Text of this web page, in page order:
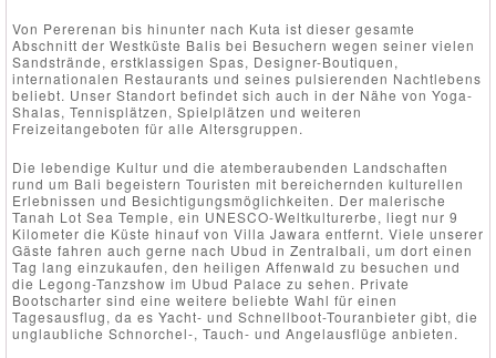
Von Pererenan bis hinunter nach Kuta ist dieser gesamte
Abschnitt der Westküste Balis bei Besuchern wegen seiner vielen
Sandstrände, erstklassigen Spas, Designer-Boutiquen,
internationalen Restaurants und seines pulsierenden Nachtlebens
beliebt. Unser Standort befindet sich auch in der Nähe von Yoga-
Shalas, Tennisplätzen, Spielplätzen und weiteren
Freizeitangeboten für alle Altersgruppen.
Die lebendige Kultur und die atemberaubenden Landschaften
rund um Bali begeistern Touristen mit bereichernden kulturellen
Erlebnissen und Besichtigungsmöglichkeiten. Der malerische
Tanah Lot Sea Temple, ein UNESCO-Weltkulturerbe, liegt nur 9
Kilometer die Küste hinauf von Villa Jawara entfernt. Viele unserer
Gäste fahren auch gerne nach Ubud in Zentralbali, um dort einen
Tag lang einzukaufen, den heiligen Affenwald zu besuchen und
die Legong-Tanzshow im Ubud Palace zu sehen. Private
Bootscharter sind eine weitere beliebte Wahl für einen
Tagesausflug, da es Yacht- und Schnellboot-Touranbieter gibt, die
unglaubliche Schnorchel-, Tauch- und Angelausflüge anbieten.